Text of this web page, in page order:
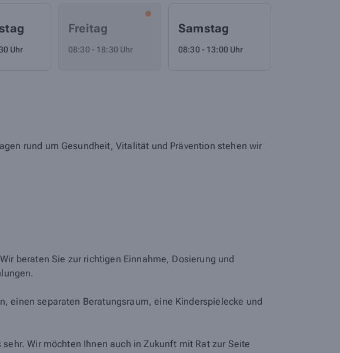
Uhr
Freitag
08:30 - 18:30 Uhr
Samstag
08:30 - 13:00 Uhr
rund um Gesundheit, Vitalität und Prävention stehen wir
beraten Sie zur richtigen Einnahme, Dosierung und
einen separaten Beratungsraum, eine Kinderspielecke und
Wir möchten Ihnen auch in Zukunft mit Rat zur Seite